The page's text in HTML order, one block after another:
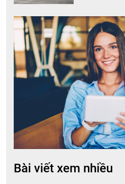
Bài viết xem nhiều